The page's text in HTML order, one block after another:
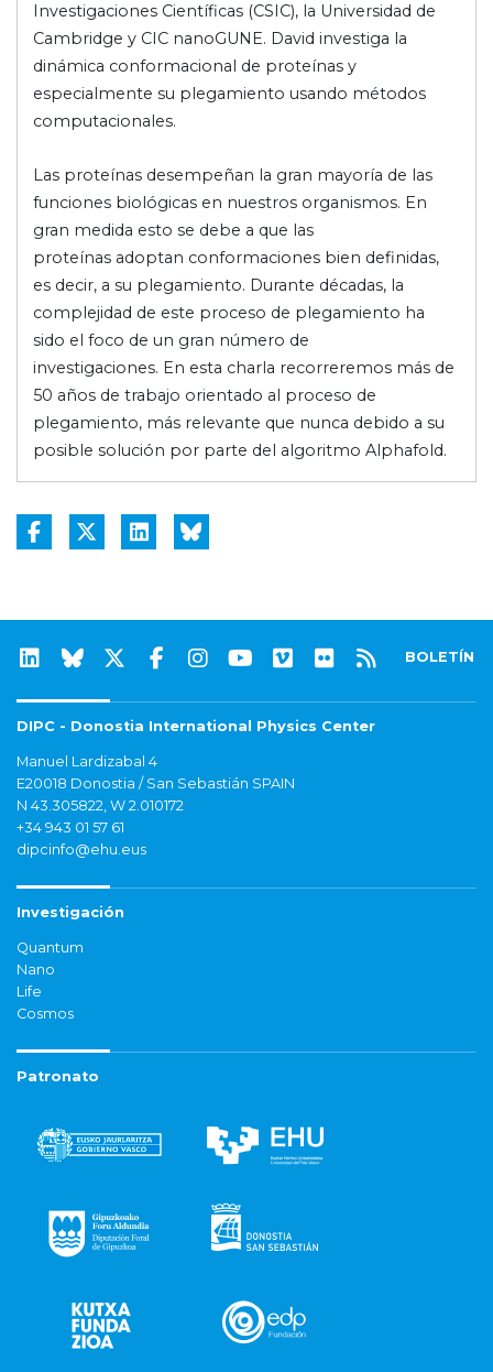
Investigaciones Científicas (CSIC), la Universidad de
Cambridge y CIC nanoGUNE. David investiga la
dinámica conformacional de proteínas y
especialmente su plegamiento usando métodos
computacionales.
Las proteínas desempeñan la gran mayoría de las
funciones biológicas en nuestros organismos. En
gran medida esto se debe a que las
proteínas adoptan conformaciones bien definidas,
es decir, a su plegamiento. Durante décadas, la
complejidad de este proceso de plegamiento ha
sido el foco de un gran número de
investigaciones. En esta charla recorreremos más de
50 años de trabajo orientado al proceso de
plegamiento, más relevante que nunca debido a su
posible solución por parte del algoritmo Alphafold.
BOLETÍN
DIPC - Donostia International Physics Center
Manuel Lardizabal 4
E20018 Donostia / San Sebastián SPAIN
N 43.305822, W 2.010172
+34 943 01 57 61
dipcinfo@ehu.eus
Investigación
Quantum
Nano
Life
Cosmos
Patronato